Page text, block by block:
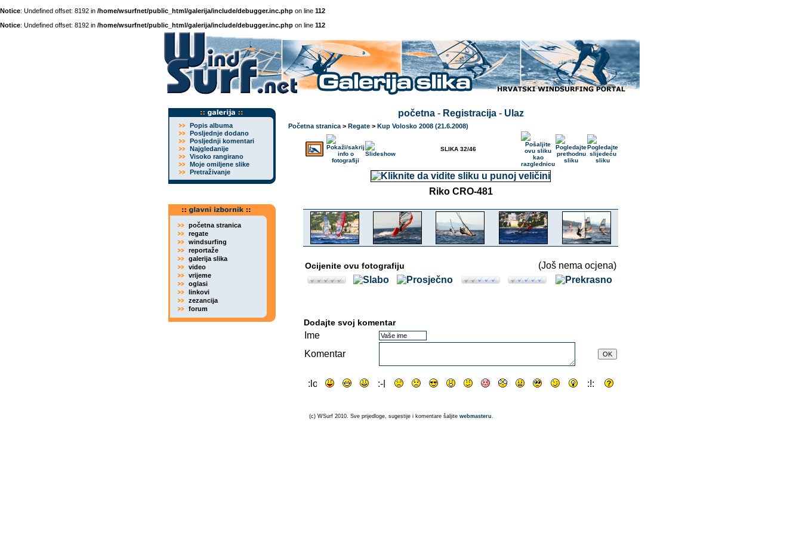
Notice: Undefined offset: 8192 in /home/wsurfnet/public_html/galerija/include/debugger.inc.php on line 112
Notice: Undefined offset: 8192 in /home/wsurfnet/public_html/galerija/include/debugger.inc.php on line 112
Popis albuma
Posljednje dodano
Posljednji komentari
Najgledanije
Visoko rangirano
Moje omiljene slike
Pretraživanje
početna stranica
regate
windsurfing
reportaže
galerija slika
video
vrijeme
oglasi
linkovi
zezancija
forum
početna- Registracija- Ulaz
Početna stranica > Regate > Kup Volosko 2008 (21.6.2008)
SLIKA 32/46
Riko CRO-481
Ocijenite ovu fotografiju (Još nema ocjena)
Dodajte svoj komentar
Ime
Komentar
(c) WSurf 2010. Sve prijedloge, sugestije i komentare šaljite webmasteru